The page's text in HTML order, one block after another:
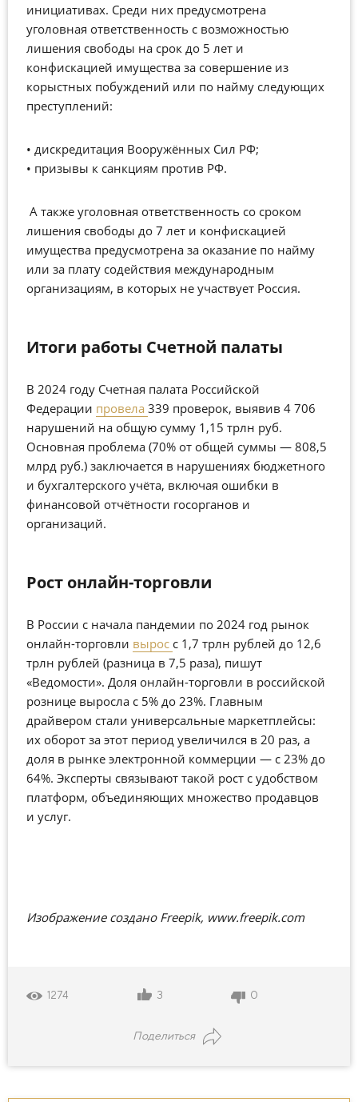
инициативах. Среди них предусмотрена
уголовная ответственность с возможностью
лишения свободы на срок до 5 лет и
конфискацией имущества за совершение из
корыстных побуждений или по найму следующих
преступлений:
• дискредитация Вооружённых Сил РФ;
• призывы к санкциям против РФ.
А также уголовная ответственность со сроком
лишения свободы до 7 лет и конфискацией
имущества предусмотрена за оказание по найму
или за плату содействия международным
организациям, в которых не участвует Россия.
Итоги работы Счетной палаты
В 2024 году Счетная палата Российской
Федерации провела 339 проверок, выявив 4 706
нарушений на общую сумму 1,15 трлн руб.
Основная проблема (70% от общей суммы — 808,5
млрд руб.) заключается в нарушениях бюджетного
и бухгалтерского учёта, включая ошибки в
финансовой отчётности госорганов и
организаций.
Рост онлайн-торговли
В России с начала пандемии по 2024 год рынок
онлайн-торговли вырос с 1,7 трлн рублей до 12,6
трлн рублей (разница в 7,5 раза), пишут
«Ведомости». Доля онлайн-торговли в российской
рознице выросла с 5% до 23%. Главным
драйвером стали универсальные маркетплейсы:
их оборот за этот период увеличился в 20 раз, а
доля в рынке электронной коммерции — с 23% до
64%. Эксперты связывают такой рост с удобством
платформ, объединяющих множество продавцов
и услуг.
Изображение создано Freepik, www.freepik.com
1274 3 0
Поделиться